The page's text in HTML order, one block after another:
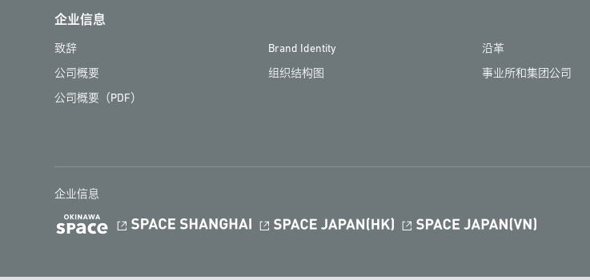
企业信息
致辞
公司概要
公司概要（PDF）
Brand Identity
组织结构图
沿革
事业所和集团公司
企业信息